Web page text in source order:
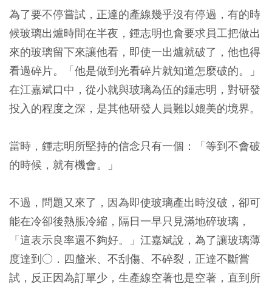
為了要不停嘗試，正達的產線幾乎沒有停過，有的時
候玻璃出爐時間在半夜，鍾志明也會要求員工把做出
來的玻璃留下來讓他看，即使一出爐就破了，他也得
看過碎片。「他是做到光看碎片就知道怎麼破的。」
在江嘉斌口中，從小就與玻璃為伍的鍾志明，對研發
投入的程度之深，是其他研發人員難以媲美的境界。
當時，鍾志明所堅持的信念只有一個：「等到不會破
的時候，就有機會。」
不過，問題又來了，因為即使玻璃產出時沒破，卻可
能在冷卻後熱脹冷縮，隔日一早只見滿地碎玻璃，
「這表示良率還不夠好。」江嘉斌說，為了讓玻璃薄
度達到○．四釐米、不刮傷、不碎裂，正達不斷嘗
試，反正因為訂單少，生產線空著也是空著，直到所